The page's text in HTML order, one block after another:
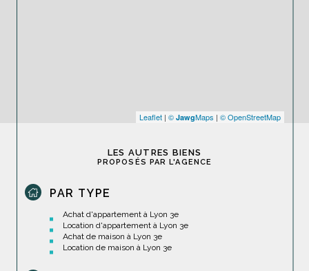
Leaflet | © JawgMaps | © OpenStreetMap
LES AUTRES BIENS
PROPOSÉS PAR L'AGENCE
PAR TYPE
Achat d'appartement à Lyon 3e
Location d'appartement à Lyon 3e
Achat de maison à Lyon 3e
Location de maison à Lyon 3e